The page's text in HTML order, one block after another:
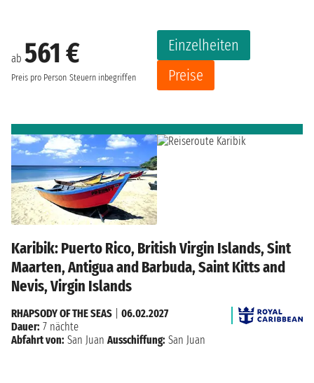
ab 561 €
Preis pro Person Steuern inbegriffen
Einzelheiten
Preise
Karibik: Puerto Rico, British Virgin Islands, Sint
Maarten, Antigua and Barbuda, Saint Kitts and
Nevis, Virgin Islands
RHAPSODY OF THE SEAS
06.02.2027
Dauer: 7 nächte
Abfahrt von: San Juan Ausschiffung: San Juan